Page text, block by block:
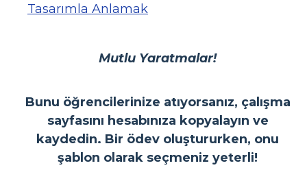
Tasarımla Anlamak
Mutlu Yaratmalar!
Bunu öğrencilerinize atıyorsanız, çalışma
sayfasını hesabınıza kopyalayın ve
kaydedin. Bir ödev oluştururken, onu
şablon olarak seçmeniz yeterli!